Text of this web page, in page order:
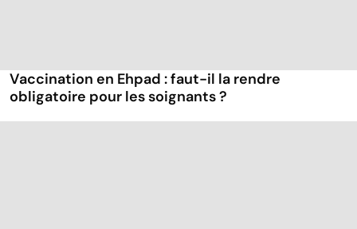
Vaccination en Ehpad : faut-il la rendre
obligatoire pour les soignants ?